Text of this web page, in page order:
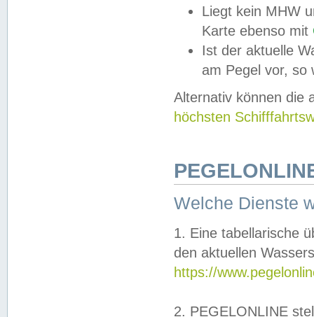
Liegt kein MHW
Karte ebenso mit
Ist der aktuelle
am Pegel vor,
Alternativ können die
höchsten
Welche Dienste
1. Eine tabellarische
den aktuellen
https://
2. PEGELONLINE